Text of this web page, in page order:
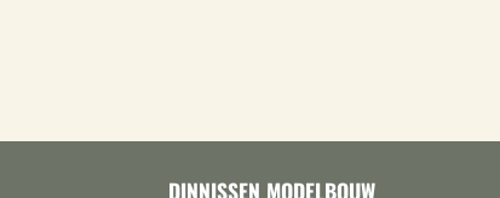
DINNISSEN MODELBOUW